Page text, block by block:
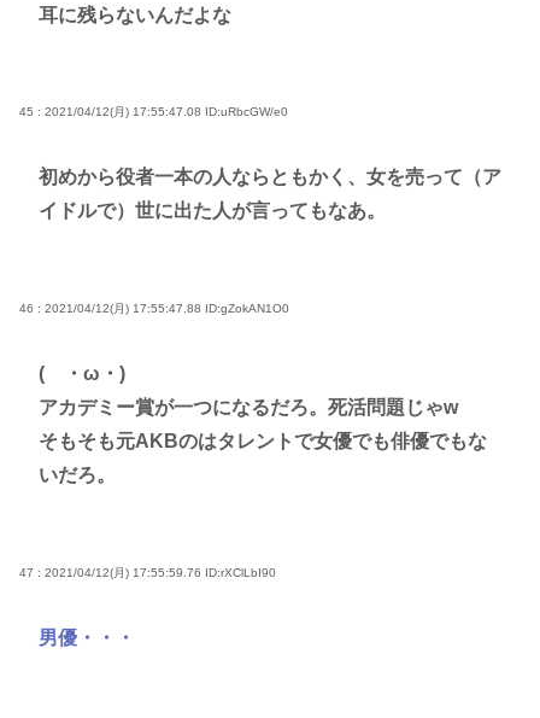
耳に残らないんだよな
45 : 2021/04/12(月) 17:55:47.08 ID:uRbcGW/e0
初めから役者一本の人ならともかく、女を売って（ア
イドルで）世に出た人が言ってもなあ。
46 : 2021/04/12(月) 17:55:47.88 ID:gZokAN1O0
( ・ω・)
アカデミー賞が一つになるだろ。死活問題じゃw
そもそも元AKBのはタレントで女優でも俳優でもな
いだろ。
47 : 2021/04/12(月) 17:55:59.76 ID:rXClLbI90
男優・・・